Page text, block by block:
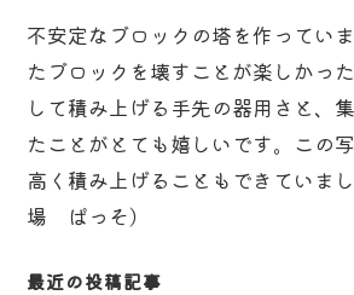
不安定なブロックの塔を作ってい
たブロックを壊すことが楽しかっ
して積み上げる手先の器用さと、
たことがとても嬉しいです。この
高く積み上げることもできていま
場 ぱっそ）
最近の投稿記事